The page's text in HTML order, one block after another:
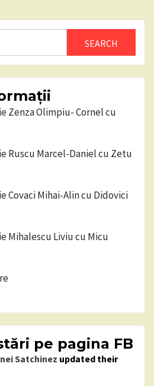
Zenza Olimpiu- Cornel cu
Ruscu Marcel-Daniel cu Zetu
Covaci Mihai-Alin cu Didovici
Mihalescu Liviu cu Micu
pe pagina FB
Satchinez updated their